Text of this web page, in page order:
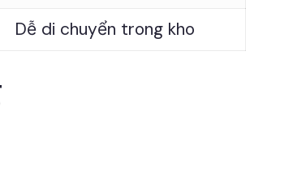
Dễ di chuyển trong kho